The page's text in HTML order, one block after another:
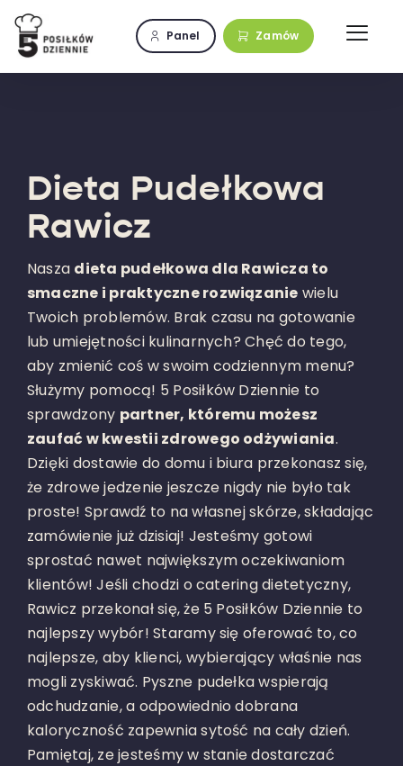
Przejdź
zawartości
Panel Zamów
Dieta Pudełkowa
Rawicz
Nasza dieta pudełkowa dla Rawicza to
smaczne i praktyczne rozwiązanie wielu
Twoich problemów. Brak czasu na gotowanie
lub umiejętności kulinarnych? Chęć do tego,
aby zmienić coś w swoim codziennym menu?
Służymy pomocą! 5 Posiłków Dziennie to
sprawdzony partner, któremu możesz
zaufać w kwestii zdrowego odżywiania.
Dzięki dostawie do domu i biura przekonasz się,
że zdrowe jedzenie jeszcze nigdy nie było tak
proste! Sprawdź to na własnej skórze, składając
zamówienie już dzisiaj! Jesteśmy gotowi
sprostać nawet największym oczekiwaniom
klientów! Jeśli chodzi o catering dietetyczny,
Rawicz przekonał się, że 5 Posiłków Dziennie to
najlepszy wybór! Staramy się oferować to, co
najlepsze, aby klienci, wybierający właśnie nas
mogli zyskiwać. Pyszne pudełka wspierają
odchudzanie, a odpowiednio dobrana
kaloryczność zapewnia sytość na cały dzień.
Pamiętaj, ze jesteśmy w stanie dostarczać